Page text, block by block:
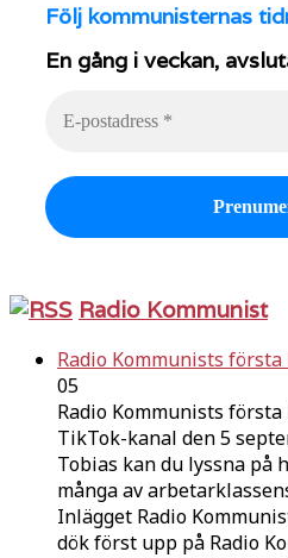
Följ kommunisternas
En gång i veckan,
Radio Kommunist
Radio Kommunists
05
Radio Kommunists
TikTok-kanal den 5
Tobias kan du lyssna på
många av
Inlägget Radio
dök först upp på Radio